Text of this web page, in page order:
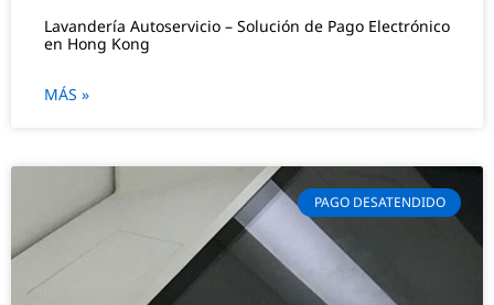
Lavandería Autoservicio – Solución de Pago Electrónico
en Hong Kong
MÁS »
PAGO DESATENDIDO